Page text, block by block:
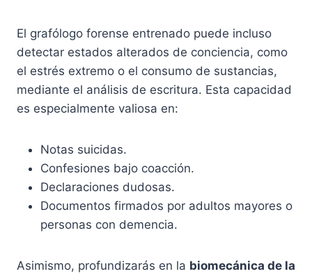
El grafólogo forense entrenado puede incluso
detectar estados alterados de conciencia, como
el estrés extremo o el consumo de sustancias,
mediante el análisis de escritura. Esta capacidad
es especialmente valiosa en:
Notas suicidas.
Confesiones bajo coacción.
Declaraciones dudosas.
Documentos firmados por adultos mayores o
personas con demencia.
Asimismo, profundizarás en la biomecánica de la